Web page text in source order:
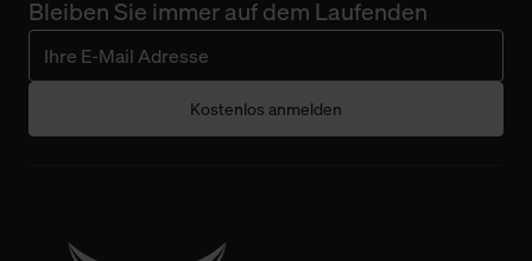
Weitere Informationen über Cookies und Web-
Technologien sowie die Nutzung Ihrer persönlichen Daten
finden Sie in unserer Datenschutzerklärung.
Bleiben Sie immer auf dem Laufenden
Kostenlos anmelden